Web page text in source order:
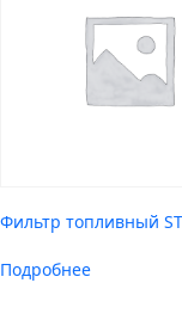
Фильтр топливный
Подробнее